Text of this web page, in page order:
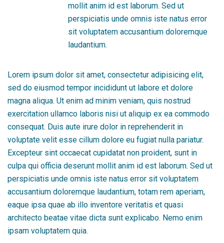
mollit anim id est laborum. Sed ut
perspiciatis unde omnis iste natus error
sit voluptatem accusantium doloremque
laudantium.
Lorem ipsum dolor sit amet, consectetur adipisicing elit,
sed do eiusmod tempor incididunt ut labore et dolore
magna aliqua. Ut enim ad minim veniam, quis nostrud
exercitation ullamco laboris nisi ut aliquip ex ea commodo
consequat. Duis aute irure dolor in reprehenderit in
voluptate velit esse cillum dolore eu fugiat nulla pariatur.
Excepteur sint occaecat cupidatat non proident, sunt in
culpa qui officia deserunt mollit anim id est laborum. Sed ut
perspiciatis unde omnis iste natus error sit voluptatem
accusantium doloremque laudantium, totam rem aperiam,
eaque ipsa quae ab illo inventore veritatis et quasi
architecto beatae vitae dicta sunt explicabo. Nemo enim
ipsam voluptatem quia.